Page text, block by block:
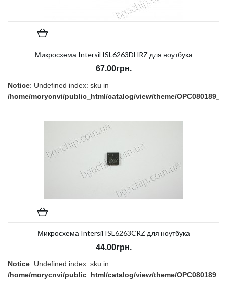
Микросхема Intersil ISL6263DHRZ для ноутбука
67.00грн.
Notice: Undefined index: sku in
/home/morycnvi/public_html/catalog/view/theme/
Микросхема Intersil ISL6263CRZ для ноутбука
44.00грн.
Notice: Undefined index: sku in
/home/morycnvi/public_html/catalog/view/theme/